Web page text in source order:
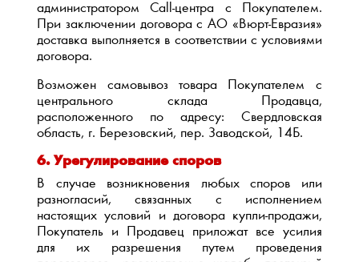
администратором Call-центра с Покупателем.
При заключении договора с АО «Вюрт-Евразия»
доставка выполняется в соответствии с условиями
договора.
Возможен самовывоз товара Покупателем с
центрального склада Продавца,
расположенного по адресу: Свердловская
область, г. Березовский, пер. Заводской, 14Б.
6. Урегулирование споров
В случае возникновения любых споров или
разногласий, связанных с исполнением
настоящих условий и договора купли-продажи,
Покупатель и Продавец приложат все усилия
для их разрешения путем проведения